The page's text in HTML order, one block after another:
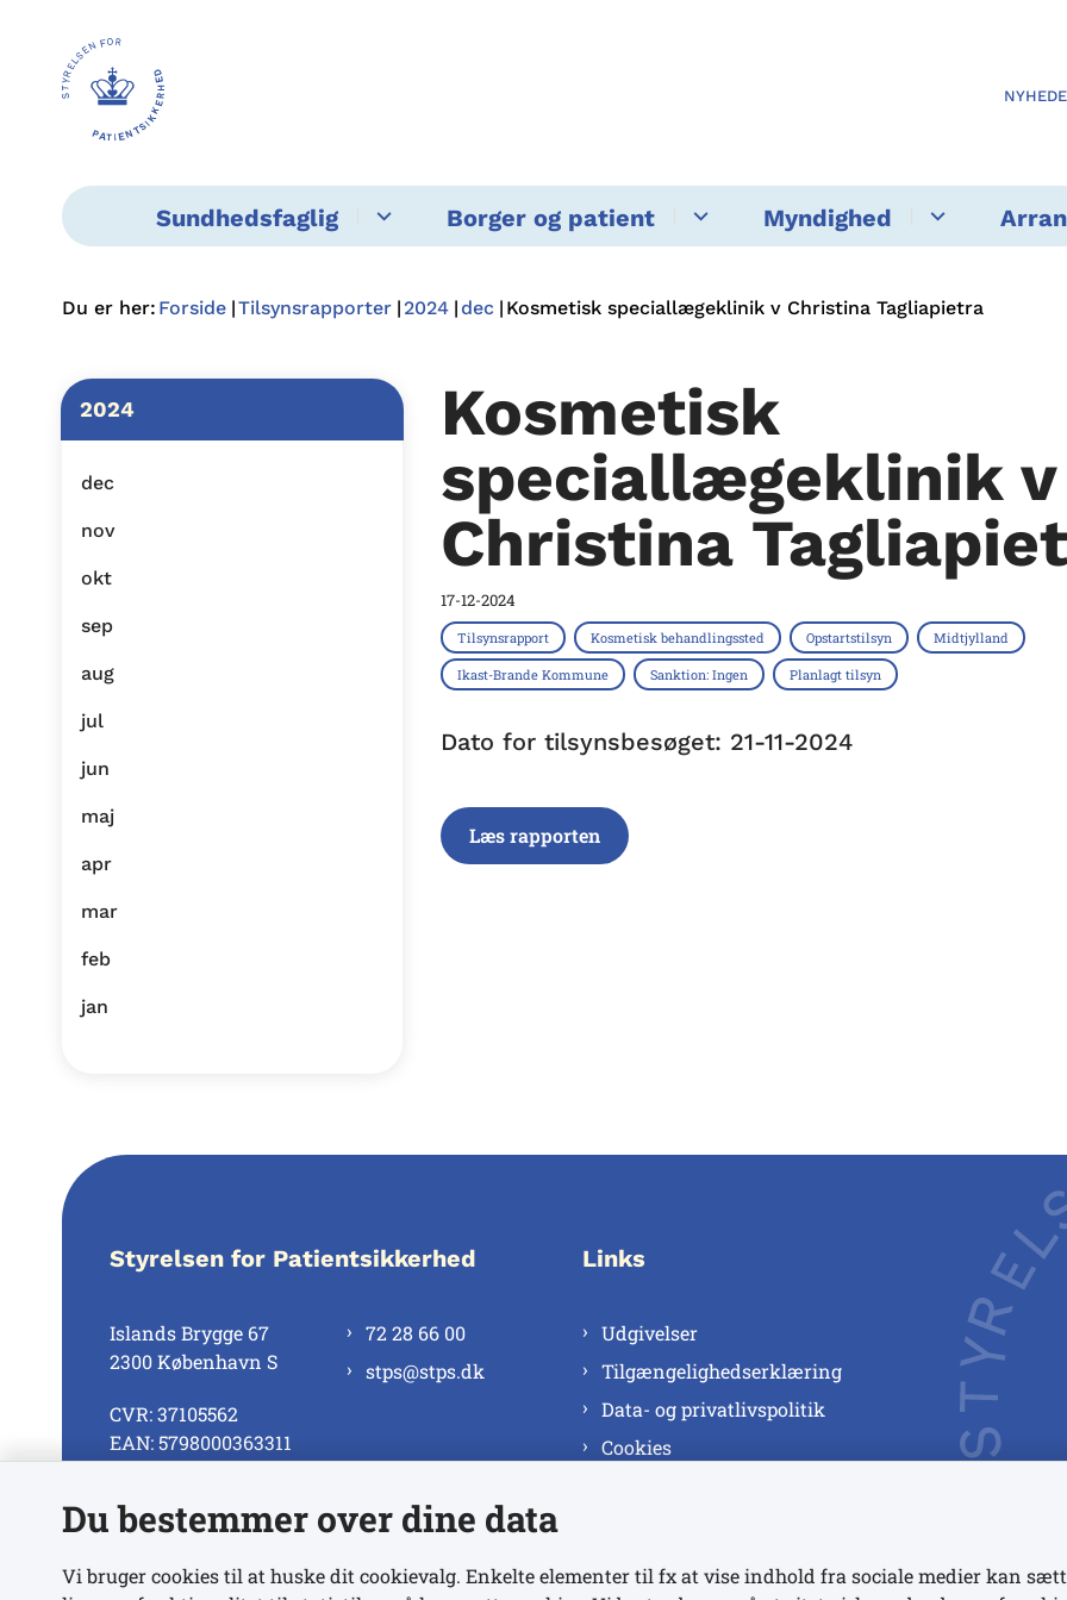
Sundhedsfaglig Borger og patient Myndighed
Du er her: Forside Tilsynsrapporter 2024 dec Kosmetisk speciallægeklinik v Christina Tagliapietra
2024
dec
nov
okt
sep
aug
jul
jun
maj
apr
mar
feb
jan
Kosmetisk
speciallægeklinik v
Christina
17-12-2024
Tilsynsrapport Kosmetisk behandlingssted Opstartstilsyn Midtjylland
Ikast-Brande Kommune Sanktion: Ingen Planlagt tilsyn
Dato for tilsynsbesøget: 21-11-2024
Læs rapporten
Styrelsen for Patientsikkerhed
Islands Brygge 67
2300 København S
CVR: 37105562
EAN: 5798000363311
72 28 66 00
stps@stps.dk
Se alle kontaktnumre
Links
Udgivelser
Tilgængelighedserklæring
Data- og privatlivspolitik
Cookies
Du bestemmer over dine data
Vi bruger cookies til at huske dit cookievalg. Enkelte elementer til fx at vise indhold fra sociale medier kan